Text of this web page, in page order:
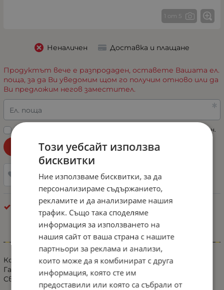
1 от 5
Неналичен Доставка и плащане
Продуктът вече е разпродаден, оставете Вашата ел.
поща, за да Ви уведомим щом го получим отново или да
Ви предложим негов заместител.
Ел. поща
Прочетох „ “ и съм съгласен.
Уведоми ме при наличност!
Добави в любими
Kрушки
Информация
Комплект от 2 броя LED Лед Крушки за Mигач Стоп
Габарит Халоген 9 LED 1156 BA15S 12V Жълта Оранжева
Светлина в Блистер
Този уебсайт използва
бисквитки
Ние използваме бисквитки, за да
персонализираме съдържанието,
рекламите и да анализираме нашия
трафик. Също така споделяме
информация за използването на
нашия сайт от ваша страна с нашите
партньори за реклама и анализи,
които може да я комбинират с друга
информация, която сте им
предоставили или която са събрали от